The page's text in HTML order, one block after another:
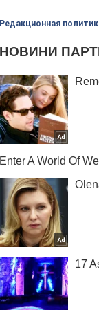
Редакционная